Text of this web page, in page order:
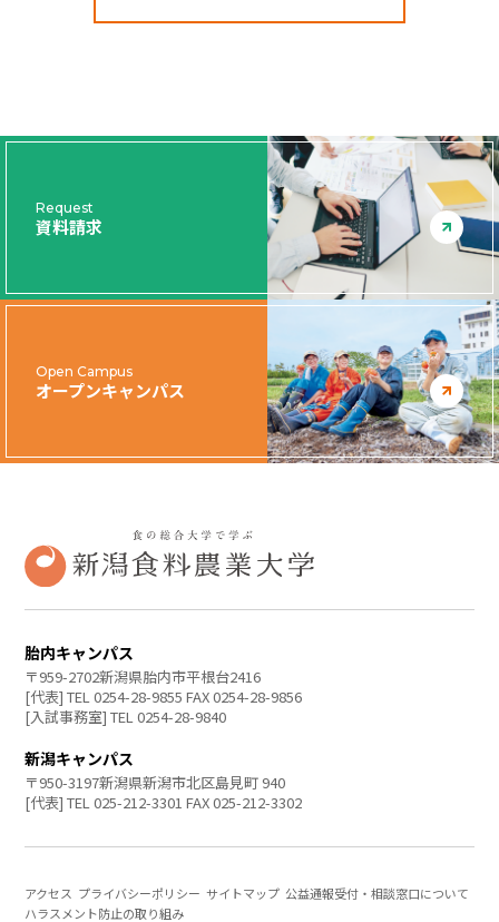
Request
資料請求
Open Campus
オープンキャンパス
胎内キャンパス
〒959-2702新潟県胎内市平根台2416
[代表] TEL 0254-28-9855 FAX 0254-28-9856
[入試事務室] TEL 0254-28-9840
新潟キャンパス
〒950-3197新潟県新潟市北区島見町 940
[代表] TEL 025-212-3301 FAX 025-212-3302
アクセス プライバシーポリシー サイトマップ 公益通報受付・相談窓口について
ハラスメント防止の取り組み